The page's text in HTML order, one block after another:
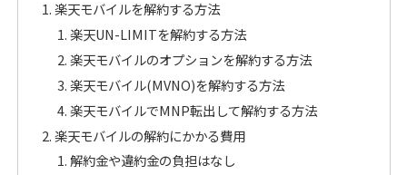
楽天モバイルを解約する方法
楽天UN-LIMITを解約する方法
楽天モバイルのオプションを解約する方法
楽天モバイル(MVNO)を解約する方法
楽天モバイルでMNP転出して解約する方法
楽天モバイルの解約にかかる費用
解約金や違約金の負担はなし